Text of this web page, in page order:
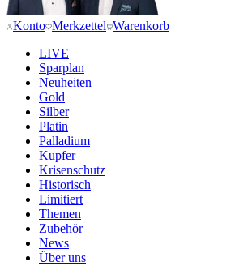
Konto Merkzettel Warenkorb
LIVE
Sparplan
Neuheiten
Gold
Silber
Platin
Palladium
Kupfer
Krisenschutz
Historisch
Limitiert
Themen
Zubehör
News
Über uns